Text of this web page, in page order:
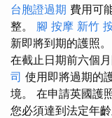
台胞證過期 費用可
整。 腳 按摩 新竹
新即將到期的護照。
在截止日期前六個
司 使用即將過期的
境。 在申請英國護
您必須達到法定年